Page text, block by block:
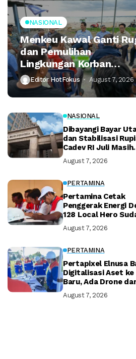
NASIONAL
Menkeu Kawal Ganti
dan Pemulihan
Lingkungan Korban
Tumpahan Minyak
Montara
Editor HotFokus August 7, 2026
NASIONAL
Dibayangi Bayar
dan Stabilisasi
Cadev RI Juli Masih
August 7, 2026
PERTAMINA
Pertamina Cetak
Penggerak Energi
128 Local Hero
August 7, 2026
PERTAMINA
Pertapixel Elnusa
Digitalisasi Aset ke
Baru, Ada Drone
August 7, 2026